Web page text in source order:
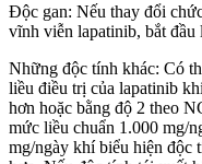
Độc gan: Nếu thay đổi
vĩnh viễn lapatinib, bắt đầu
Những độc tính khác: Có
liều điều trị của lapatinib
hơn hoặc bằng độ 2 theo
mức liều chuẩn 1.000 mg/
mg/ngày khí biểu hiện độc